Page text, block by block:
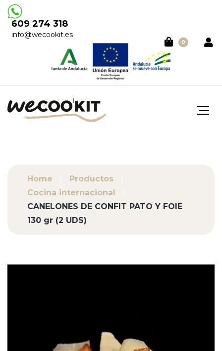
609 274 318
info@wecookit.es
0
Home
Productos
Cocina internacional
CANELONES DE CONFIT PATO Y FOIE
130 gr (2 UDS)